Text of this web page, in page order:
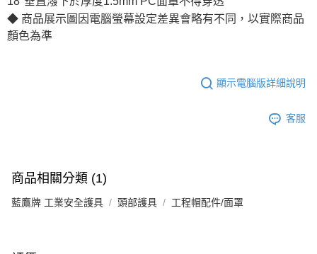
◆ 商品展示圖因電腦螢幕設定差異會略有不同，以實際商品
顏色為準
顯示電腦版詳細說明
客服
商品相關分類 (1)
藍鷹牌 工業安全護具 頭部護具 工程帽配件/面罩